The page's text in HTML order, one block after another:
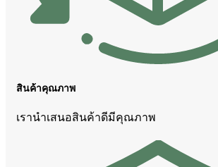
สินค้าคุณภาพ
เรานำเสนอสินค้าดีมีคุณภาพ